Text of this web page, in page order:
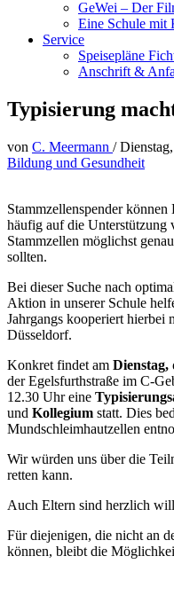
GeWei – Der
Eine Schule mit
Service
Speisepläne
Anschrift &
Typisierung
von C. Meermann /
Bildung und Gesundheit
Stammzellenspender können
häufig auf die Unterstützung
Stammzellen möglichst
sollten.
Bei dieser Suche nach
Aktion in unserer Schule
Jahrgangs kooperiert
Düsseldorf.
Konkret findet am Dienstag,
der Egelsfurthstraße im C-
12.30 Uhr eine
und Kollegium statt. Dies
Mundschleimhautzellen
Wir würden uns über die
retten kann.
Auch Eltern sind herzlich
Für diejenigen, die nicht an
können, bleibt die